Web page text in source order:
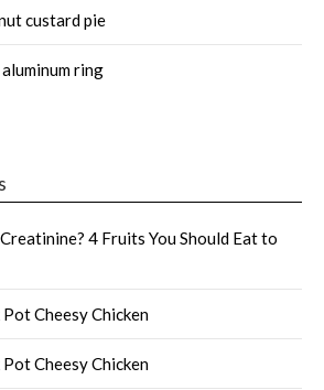
custard pie
ring
4 Fruits You Should Eat to
Cheesy Chicken
Cheesy Chicken